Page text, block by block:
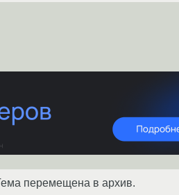
перемещена в архив.